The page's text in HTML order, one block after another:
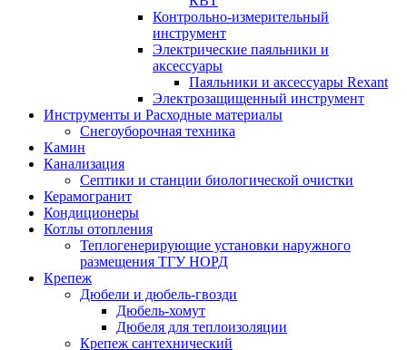
Контрольно-измерительный
инструмент
Электрические паяльники и
аксессуары
Паяльники и аксессуары Rexant
Электрозащищенный инструмент
Инструменты и Расходные материалы
Снегоуборочная техника
Камин
Канализация
Септики и станции биологической очистки
Керамогранит
Кондиционеры
Котлы отопления
Теплогенерирующие установки наружного
размещения ТГУ НОРД
Крепеж
Дюбели и дюбель-гвозди
Дюбель-хомут
Дюбеля для теплоизоляции
Крепеж сантехнический